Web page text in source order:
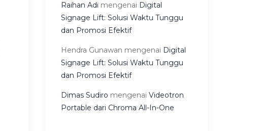
Raihan Adi mengenai Digital
Signage Lift: Solusi Waktu Tunggu
dan Promosi Efektif
Hendra Gunawan mengenai Digital
Signage Lift: Solusi Waktu Tunggu
dan Promosi Efektif
Dimas Sudiro mengenaiVideotron
Portable dari Chroma All-In-One